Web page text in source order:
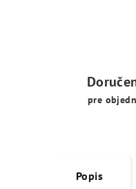
pre
Popis